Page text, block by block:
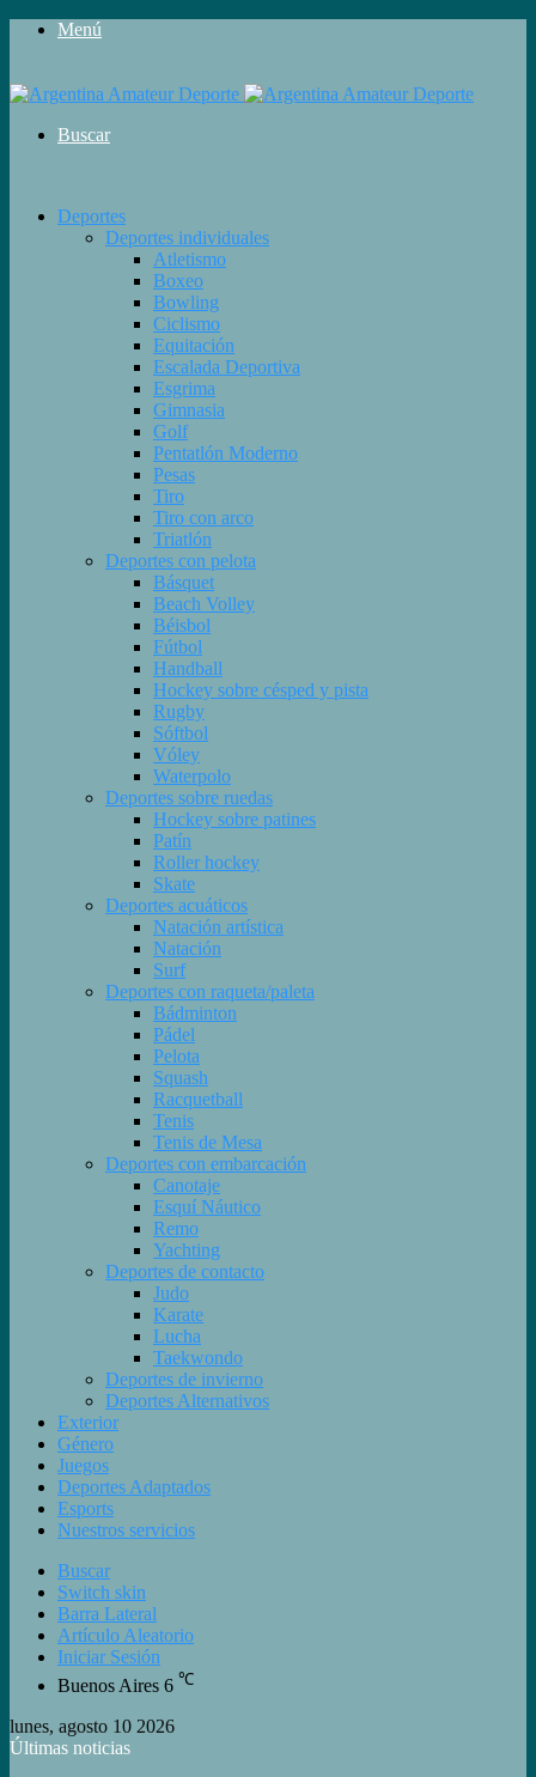
Menú
Buscar
Deportes
Deportes individuales
Atletismo
Boxeo
Bowling
Ciclismo
Equitación
Escalada Deportiva
Esgrima
Gimnasia
Golf
Pentatlón Moderno
Pesas
Tiro
Tiro con arco
Triatlón
Deportes con pelota
Básquet
Beach Volley
Béisbol
Fútbol
Handball
Hockey sobre césped y pista
Rugby
Sóftbol
Vóley
Waterpolo
Deportes sobre ruedas
Hockey sobre patines
Patín
Roller hockey
Skate
Deportes acuáticos
Natación artística
Natación
Surf
Deportes con raqueta/paleta
Bádminton
Pádel
Pelota
Squash
Racquetball
Tenis
Tenis de Mesa
Deportes con embarcación
Canotaje
Esquí Náutico
Remo
Yachting
Deportes de contacto
Judo
Karate
Lucha
Taekwondo
Deportes de invierno
Deportes Alternativos
Exterior
Género
Juegos
Deportes Adaptados
Esports
Nuestros servicios
Buscar
Switch skin
Barra Lateral
Artículo Aleatorio
Iniciar Sesión
Buenos Aires 6 ℃
lunes, agosto 10 2026
Últimas noticias